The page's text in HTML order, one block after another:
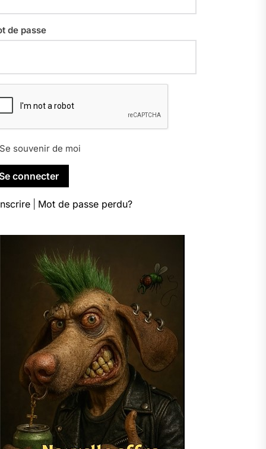
de passe
Se souvenir de moi
Mot de passe perdu?